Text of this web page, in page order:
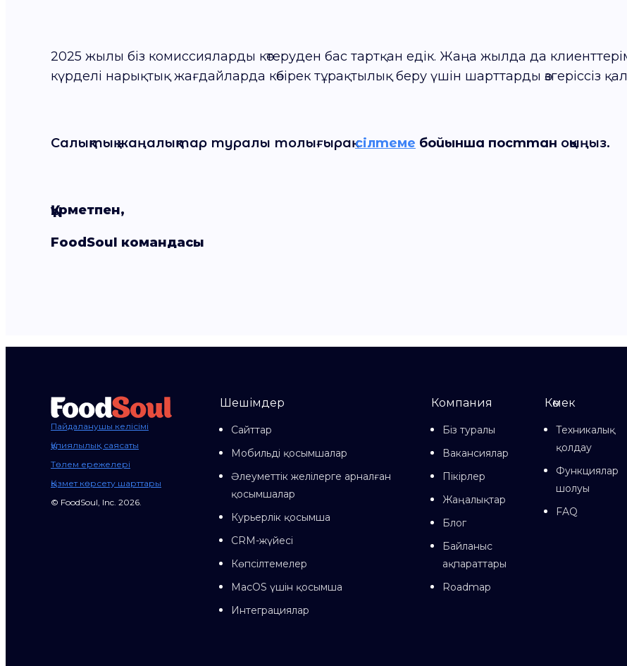
2025 жылы біз комиссияларды көтеруден бас тартқан едік. Жаңа жылда да
күрделі нарықтық жағдайларда көбірек тұрақтылық беру үшін шарттарды өзгеріссіз
Салықтық жаңалықтар туралы толығырақсілтеме бойынша посттан оқыңыз.
Құрметпен,
FoodSoul командасы
Пайдаланушы келісімі
Құпиялылық саясаты
Төлем ережелері
Қызмет көрсету шарттары
© FoodSoul, Inc. 2026.
Шешімдер
Сайттар
Мобильді қосымшалар
Әлеуметтік желілерге арналған
қосымшалар
Курьерлік қосымша
CRM-жүйесі
Көпсілтемелер
MacOS үшін қосымша
Интеграциялар
Компания
Біз туралы
Вакансиялар
Пікірлер
Жаңалықтар
Блог
Байланыс
ақпараттары
Roadmap
Көмек
Техникалық
қолдау
Функциялар
шолуы
FAQ